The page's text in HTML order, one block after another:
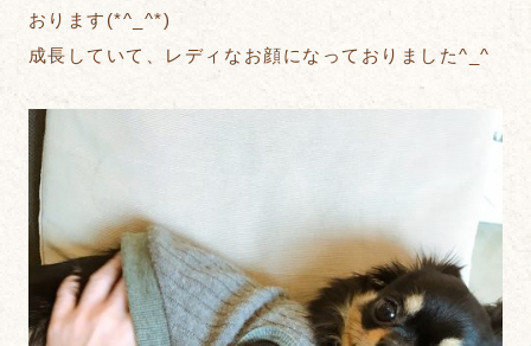
おります(*^_^*)
成長していて、レディなお顔になっておりました^_^